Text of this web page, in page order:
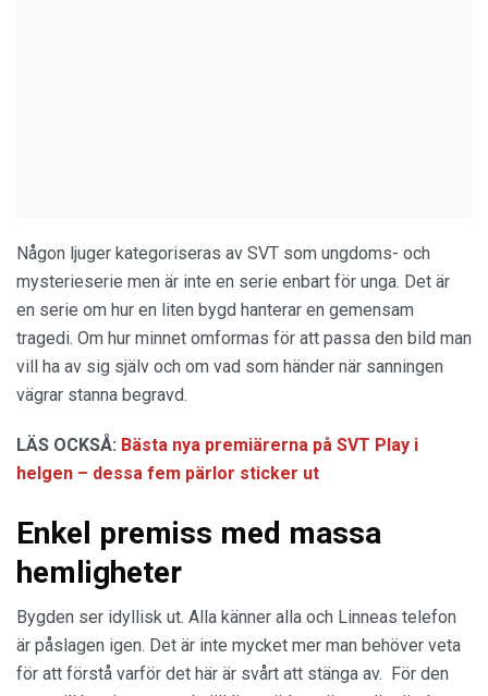
Någon ljuger kategoriseras av SVT som ungdoms- och
mysterieserie men är inte en serie enbart för unga. Det är
en serie om hur en liten bygd hanterar en gemensam
tragedi. Om hur minnet omformas för att passa den bild man
vill ha av sig själv och om vad som händer när sanningen
vägrar stanna begravd.
LÄS OCKSÅ: Bästa nya premiärerna på SVT Play i
helgen – dessa fem pärlor sticker ut
Enkel premiss med massa
hemligheter
Bygden ser idyllisk ut. Alla känner alla och Linneas telefon
är påslagen igen. Det är inte mycket mer man behöver veta
för att förstå varför det här är svårt att stänga av. För den